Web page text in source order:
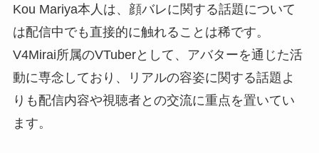
Kou Mariya本人は、顔バレに関する話題について
は配信中でも直接的に触れることは稀です。
V4Mirai所属のVTuberとして、アバターを通じた活
動に専念しており、リアルの容姿に関する話題よ
りも配信内容や視聴者との交流に重点を置いてい
ます。